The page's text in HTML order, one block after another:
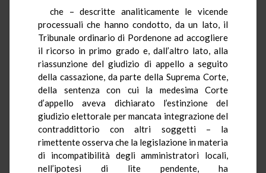
che – descritte analiticamente le vicende
processuali che hanno condotto, da un lato, il
Tribunale ordinario di Pordenone ad accogliere
il ricorso in primo grado e, dall’altro lato, alla
riassunzione del giudizio di appello a seguito
della cassazione, da parte della Suprema Corte,
della sentenza con cui la medesima Corte
d’appello aveva dichiarato l’estinzione del
giudizio elettorale per mancata integrazione del
contraddittorio con altri soggetti – la
rimettente osserva che la legislazione in materia
di incompatibilità degli amministratori locali,
nell’ipotesi di lite pendente, ha